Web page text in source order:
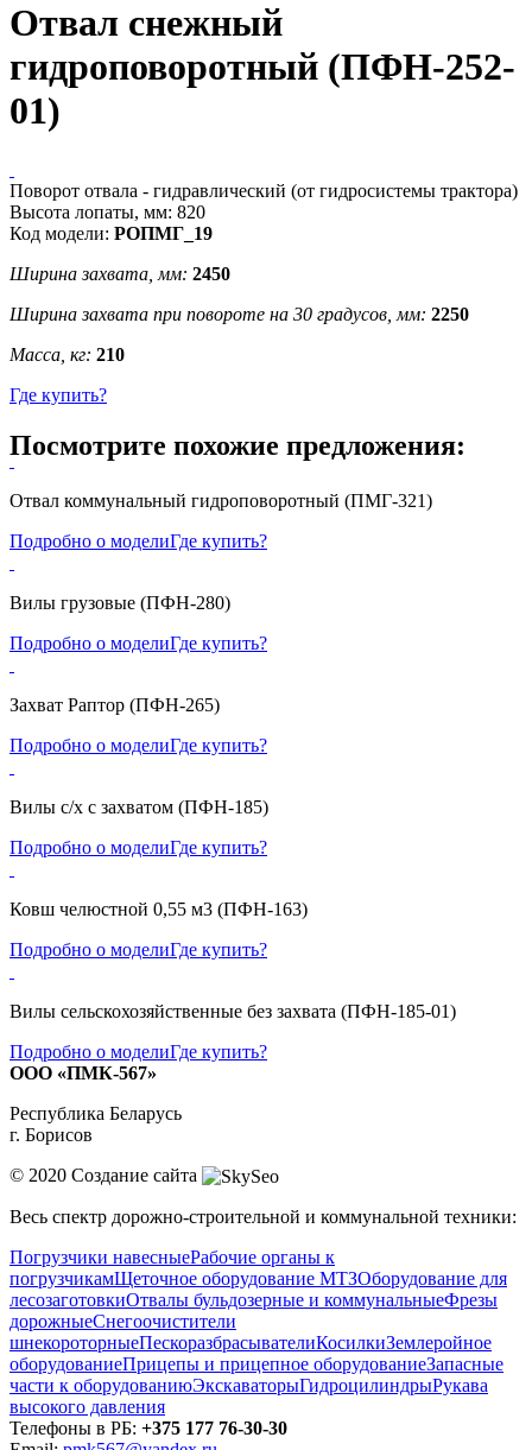
Отвал снежный
гидроповоротный (ПФН-252-
01)
Поворот отвала - гидравлический (от гидросистемы трактора)
Высота лопаты, мм: 820
Код модели: РОПМГ_19
Ширина захвата, мм: 2450
Ширина захвата при повороте на 30 градусов, мм: 2250
Масса, кг: 210
Где купить?
Посмотрите похожие предложения:
Отвал коммунальный гидроповоротный (ПМГ-321)
Подробно о моделиГде купить?
Вилы грузовые (ПФН-280)
Подробно о моделиГде купить?
Захват Раптор (ПФН-265)
Подробно о моделиГде купить?
Вилы с/х с захватом (ПФН-185)
Подробно о моделиГде купить?
Ковш челюстной 0,55 м3 (ПФН-163)
Подробно о моделиГде купить?
Вилы сельскохозяйственные без захвата (ПФН-185-01)
Подробно о моделиГде купить?
ООО «ПМК-567»
Республика Беларусь
г. Борисов
© 2020 Создание сайта
Весь спектр дорожно-строительной и коммунальной техники:
Погрузчики навесныеРабочие органы к
погрузчикамЩеточное оборудование МТЗОборудование для
лесозаготовкиОтвалы бульдозерные и коммунальныеФрезы
дорожныеСнегоочистители
шнекороторныеПескоразбрасывателиКосилкиЗемлеройное
оборудованиеПрицепы и прицепное оборудованиеЗапасные
части к оборудованиюЭкскаваторыГидроцилиндрыРукава
высокого давления
Телефоны в РБ: +375 177 76-30-30